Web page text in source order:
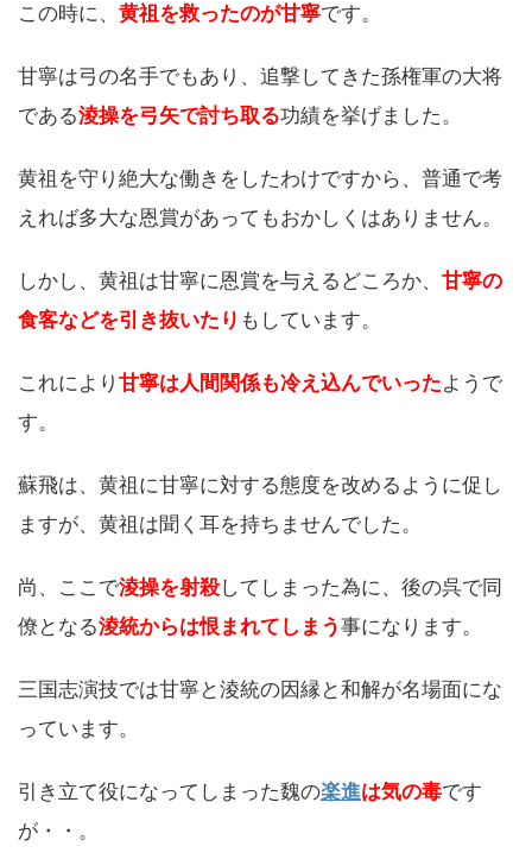
この時に、 黄祖を救ったのが甘寧です。
甘寧は弓の名手でもあり、追撃してきた孫権軍の大将
である淩操を弓矢で討ち取る功績を挙げました。
黄祖を守り絶大な働きをしたわけですから、普通で考
えれば多大な恩賞があってもおかしくはありません。
しかし、黄祖は甘寧に恩賞を与えるどころか、 甘寧の
食客などを引き抜いたり もしています。
これにより 甘寧は人間関係も冷え込んでいったようで
す。
蘇飛は、黄祖に甘寧に対する態度を改めるように促し
ますが、黄祖は聞く耳を持ちませんでした。
尚、ここで淩操を射殺してしまった為に、後の呉で同
僚となる淩統からは恨まれてしまう事になります。
三国志演技では甘寧と淩統の因縁と和解が名場面にな
っています。
引き立て役になってしまった魏の楽進は気の毒です
が・・。